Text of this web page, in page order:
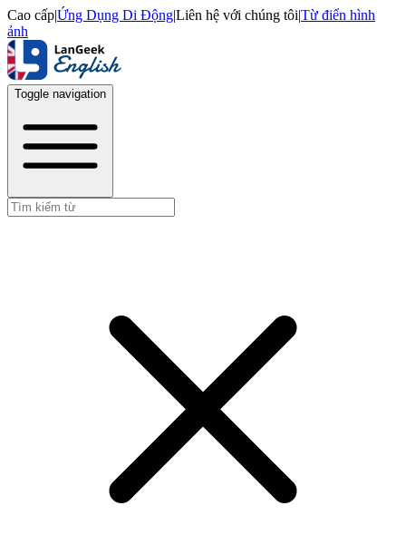
Cao cấp|Ứng Dụng Di Động|Liên hệ với chúng tôi|Từ điển hình
ảnh
Toggle navigation